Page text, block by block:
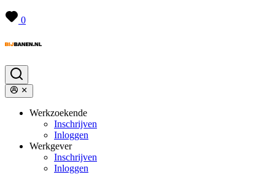
0
Werkzoekende
Inschrijven
Inloggen
Werkgever
Inschrijven
Inloggen